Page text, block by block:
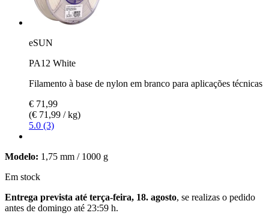
eSUN
PA12 White
Filamento à base de nylon em branco para aplicações técnicas
€ 71,99
(€ 71,99 / kg)
5.0 (3)
Modelo: 1,75 mm / 1000 g
Em stock
Entrega prevista até terça-feira, 18. agosto, se realizas o pedido
antes de domingo até 23:59 h.